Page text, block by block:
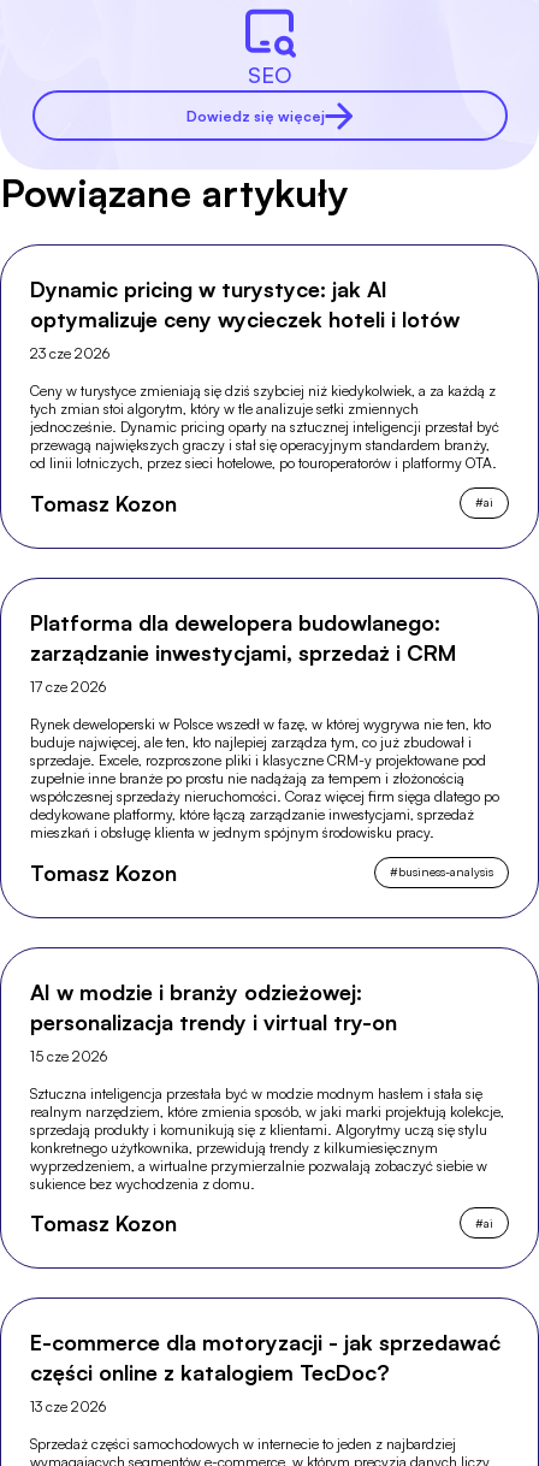
SEO
Dowiedz się więcej
Powiązane artykuły
Dynamic pricing w turystyce: jak AI
optymalizuje ceny wycieczek hoteli i lotów
23 cze 2026
Ceny w turystyce zmieniają się dziś szybciej niż kiedykolwiek, a za każdą z
tych zmian stoi algorytm, który w tle analizuje setki zmiennych
jednocześnie. Dynamic pricing oparty na sztucznej inteligencji przestał być
przewagą największych graczy i stał się operacyjnym standardem branży,
od linii lotniczych, przez sieci hotelowe, po touroperatorów i platformy OTA.
Tomasz Kozon #ai
Platforma dla dewelopera budowlanego:
zarządzanie inwestycjami, sprzedaż i CRM
17 cze 2026
Rynek deweloperski w Polsce wszedł w fazę, w której wygrywa nie ten, kto
buduje najwięcej, ale ten, kto najlepiej zarządza tym, co już zbudował i
sprzedaje. Excele, rozproszone pliki i klasyczne CRM-y projektowane pod
zupełnie inne branże po prostu nie nadążają za tempem i złożonością
współczesnej sprzedaży nieruchomości. Coraz więcej firm sięga dlatego po
dedykowane platformy, które łączą zarządzanie inwestycjami, sprzedaż
mieszkań i obsługę klienta w jednym spójnym środowisku pracy.
Tomasz Kozon #business-analysis
AI w modzie i branży odzieżowej:
personalizacja trendy i virtual try-on
15 cze 2026
Sztuczna inteligencja przestała być w modzie modnym hasłem i stała się
realnym narzędziem, które zmienia sposób, w jaki marki projektują kolekcje,
sprzedają produkty i komunikują się z klientami. Algorytmy uczą się stylu
konkretnego użytkownika, przewidują trendy z kilkumiesięcznym
wyprzedzeniem, a wirtualne przymierzalnie pozwalają zobaczyć siebie w
sukience bez wychodzenia z domu.
Tomasz Kozon #ai
E-commerce dla motoryzacji - jak sprzedawać
części online z katalogiem TecDoc?
13 cze 2026
Sprzedaż części samochodowych w internecie to jeden z najbardziej
wymagających segmentów e-commerce, w którym precyzja danych liczy